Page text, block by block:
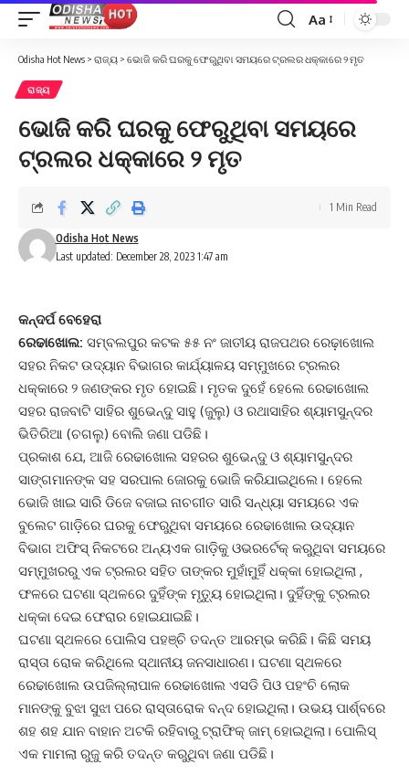
Font
Aa
Odisha Hot News > ରାଜ୍ୟ > ଭୋଜି କରି ଘରକୁ ଫେରୁଥିବା ସମୟରେ ଟ୍ରଲର ଧକ୍କାରେ ୨ ମୃତ
ରାଜ୍ୟ
ଭୋଜି କରି ଘରକୁ ଫେରୁଥିବା ସମୟରେ
ଟ୍ରଲର ଧକ୍କାରେ ୨ ମୃତ
Last updated: December 28, 2023 1:47 am
Odisha Hot News
1 Min Read
କନ୍ଦର୍ପ ବେହେରା
ରେଢାଖୋଲ: ସମ୍ବଲପୁର କଟକ ୫୫ ନଂ ଜାତୀୟ ରାଜପଥର ରେଢ଼ାଖୋଲ
ସହର ନିକଟ ଉଦ୍ୟାନ ବିଭାଗର କାର୍ଯ୍ୟାଳୟ ସମ୍ମୁଖରେ ଟ୍ରଲର
ଧକ୍କାରେ ୨ ଜଣଙ୍କର ମୃତ ହୋଇଛି। ମୃତକ ଦୁହେଁ ହେଲେ ରେଢାଖୋଲ
ସହର ରାଜବାଟି ସାହିର ଶୁଭେନ୍ଦୁ ସାହୁ (ଜୁଲୁ) ଓ ରଥାସାହିର ଶ୍ୟାମସୁନ୍ଦର
ଭିତିରିଆ (ଚଗଲୁ) ବୋଲି ଜଣା ପଡିଛି।
ପ୍ରକାଶ ଯେ, ଆଜି ରେଢାଖୋଲ ସହରର ଶୁଭେନ୍ଦୁ ଓ ଶ୍ୟାମସୁନ୍ଦର
ସାଙ୍ଗମାନଙ୍କ ସହ ସରପାଲ ଜୋରକୁ ଭୋଜି କରିଯାଇଥିଲେ। ହେଲେ
ଭୋଜି ଖାଇ ସାରି ଡିଜେ ବଜାଇ ନାଚଗୀତ ସାରି ସନ୍ଧ୍ୟା ସମୟରେ ଏକ
ବୁଲେଟ ଗାଡ଼ିରେ ଘରକୁ ଫେରୁଥିବା ସମୟରେ ରେଢାଖୋଲ ଉଦ୍ୟାନ
ବିଭାଗ ଅଫିସ୍ ନିକଟରେ ଅନ୍ୟଏକ ଗାଡ଼ିକୁ ଓଭରର୍ଟେକ୍ କରୁଥିବା ସମୟରେ
ସମ୍ମୁଖରରୁ ଏକ ଟ୍ରଲର ସହିତ ତାଙ୍କର ମୁହାଁମୁହିଁ ଧକ୍କା ହୋଇଥିଲା ,
ଫଳରେ ଘଟଣା ସ୍ଥଳରେ ଦୁହିଁଙ୍କ ମୃତ୍ୟୁ ହୋଇଥିଲା। ଦୁହିଁଙ୍କୁ ଟ୍ରଲର
ଧକ୍କା ଦେଇ ଫେରାର ହୋଇଯାଇଛି।
ଘଟଣା ସ୍ଥଳରେ ପୋଲିସ ପହଞ୍ଚି ତଦନ୍ତ ଆରମ୍ଭ କରିଛି। କିଛି ସମୟ
ରାସ୍ତା ରୋକ କରିଥିଲେ ସ୍ଥାନୀୟ ଜନସାଧାରଣ। ଘଟଣା ସ୍ଥଳରେ
ରେଢାଖୋଲ ଉପଜିଲ୍ଲାପାଳ ରେଢାଖୋଲ ଏସଡି ପିଓ ପହଂଚି ଲୋକ
ମାନଙ୍କୁ ବୁଝା ସୁଝା ପରେ ରାସ୍ତାରୋକ ବନ୍ଦ ହୋଇଥିଲା। ଉଭୟ ପାର୍ଶ୍ବରେ
ଶହ ଶହ ଯାନ ବାହାନ ଅଟକି ରହିବାରୁ ଟ୍ରାଫିକ୍ ଜାମ୍ ହୋଇଥିଲା। ପୋଲିସ୍
ଏକ ମାମଲା ରୁଜୁ କରି ତଦନ୍ତ କରୁଥିବା ଜଣା ପଡିଛି।